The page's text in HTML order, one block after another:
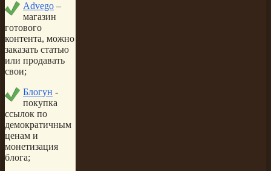
Advego –
магазин
готового
контента, можно
заказать статью
или продавать
свои;
Блогун -
покупка
ссылок по
демократичным
ценам и
монетизация
блога;